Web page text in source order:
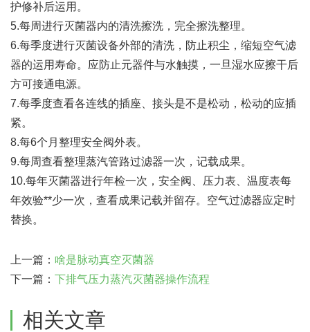
护修补后运用。
5.每周进行灭菌器内的清洗擦洗，完全擦洗整理。
6.每季度进行灭菌设备外部的清洗，防止积尘，缩短空气滤
器的运用寿命。应防止元器件与水触摸，一旦湿水应擦干后
方可接通电源。
7.每季度查看各连线的插座、接头是不是松动，松动的应插
紧。
8.每6个月整理安全阀外表。
9.每周查看整理蒸汽管路过滤器一次，记载成果。
10.每年灭菌器进行年检一次，安全阀、压力表、温度表每
年效验**少一次，查看成果记载并留存。空气过滤器应定时
替换。
上一篇： 啥是脉动真空灭菌器
下一篇： 下排气压力蒸汽灭菌器操作流程
相关文章